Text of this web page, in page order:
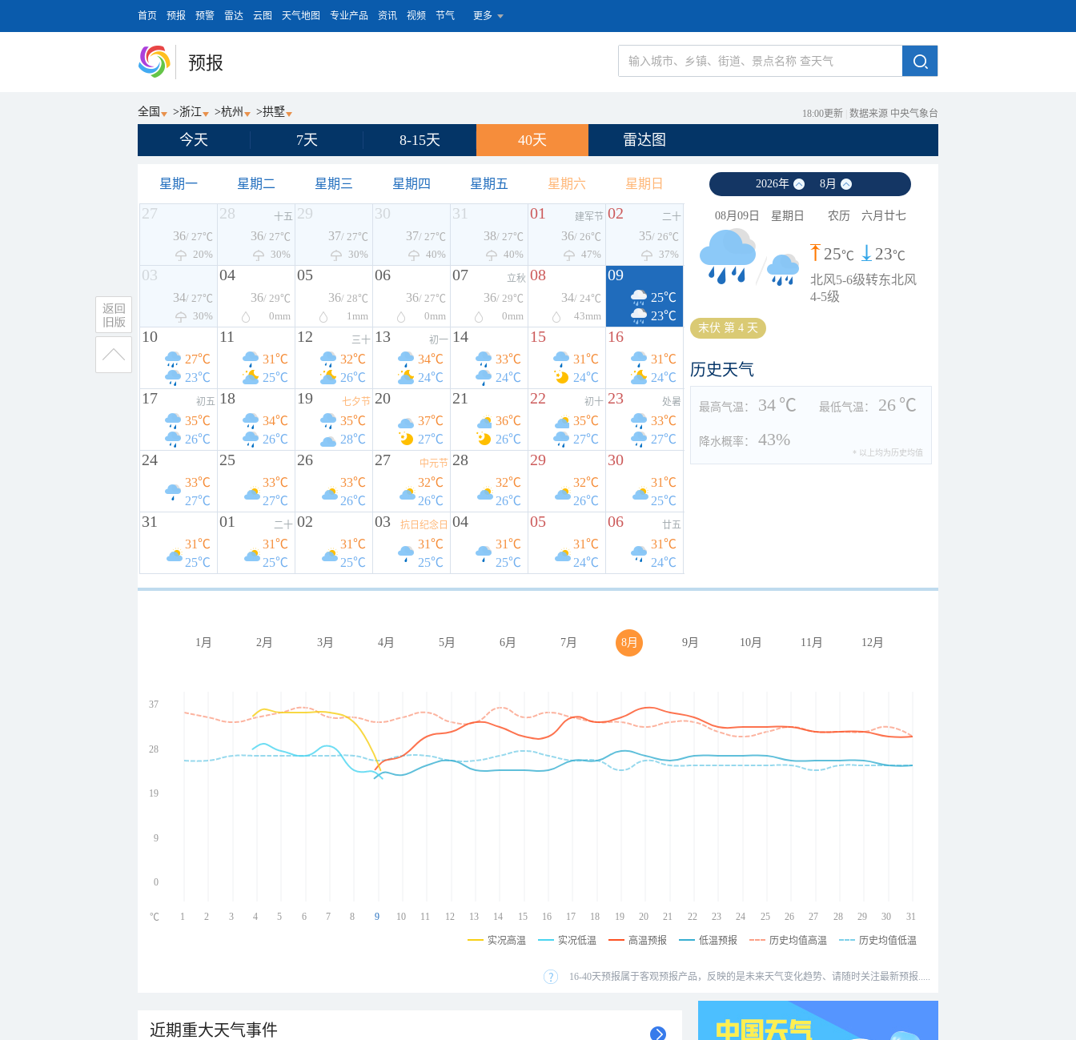
首页 预报 预警 雷达 云图 天气地图 专业产品 资讯 视频 节气 更多
预报
全国 >浙江 >杭州 >拱墅 18:00更新 数据来源 中央气象台
今天 7天 8-15天 40天 雷达图
星期一 星期二 星期三 星期四 星期五 星期六 星期日
27
36/ 27℃
20%
28 十五
36/ 27℃
30%
29
37/ 27℃
30%
30
37/ 27℃
40%
31
38/ 27℃
40%
01 建军节
36/ 26℃
47%
02 二十
35/ 26℃
37%
03
34/ 27℃
30%
04
36/ 29℃
0mm
05
36/ 28℃
1mm
06
36/ 27℃
0mm
07 立秋
36/ 29℃
0mm
08
34/ 24℃
43mm
09
25℃
23℃
10
27℃
23℃
11
31℃
25℃
12 三十
32℃
26℃
13 初一
34℃
24℃
14
33℃
24℃
15
31℃
24℃
16
31℃
24℃
17 初五
35℃
26℃
18
34℃
26℃
19 七夕节
35℃
28℃
20
37℃
27℃
21
36℃
26℃
22 初十
35℃
27℃
23 处暑
33℃
27℃
24
33℃
27℃
25
33℃
27℃
26
33℃
26℃
27 中元节
32℃
26℃
28
32℃
26℃
29
32℃
26℃
30
31℃
25℃
31
31℃
25℃
01 二十
31℃
25℃
02
31℃
25℃
03 抗日纪念日
31℃
25℃
04
31℃
25℃
05
31℃
24℃
06 廿五
31℃
24℃
2026年 8月
08月09日 星期日 农历 六月廿七
25℃ 23℃
北风5-6级转东北风
4-5级
末伏 第 4 天
历史天气
最高气温： 34 ℃ 最低气温： 26 ℃
降水概率： 43%
* 以上均为历史均值
1月 2月 3月 4月 5月 6月 7月 8月 9月 10月 11月 12月
37
28
19
9
0
1 2 3 4 5 6 7 8 9 10 11 12 13 14 15 16 17 18 19 20 21 22 23 24 25 26 27 28 29 30 31
℃
实况高温 实况低温 高温预报 低温预报 历史均值高温 历史均值低温
16-40天预报属于客观预报产品，反映的是未来天气变化趋势、请随时关注最新预报.....
近期重大天气事件